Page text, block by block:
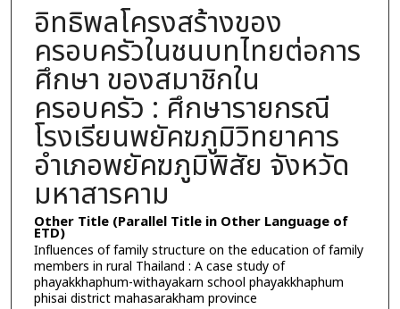
อิทธิพลโครงสร้างของ
ครอบครัวในชนบทไทยต่อการ
ศึกษา ของสมาชิกใน
ครอบครัว : ศึกษารายกรณี
โรงเรียนพยัคฆภูมิวิทยาคาร
อำเภอพยัคฆภูมิพิสัย จังหวัด
มหาสารคาม
Other Title (Parallel Title in Other Language of
ETD)
Influences of family structure on the education of family
members in rural Thailand : A case study of
phayakkhaphum-withayakarn school phayakkhaphum
phisai district mahasarakham province